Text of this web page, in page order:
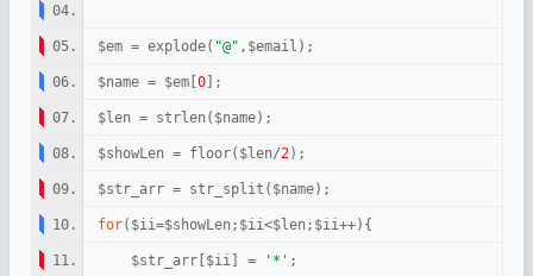
$em = explode( "@"
$name = $em[0
$showLen = floor($len/2
for
    $str_arr[$ii] =
'*'